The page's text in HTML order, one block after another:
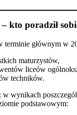
kto poradził
terminie głównym w
maturzystów,
liceów
techników.
wynikach
podstawowym: